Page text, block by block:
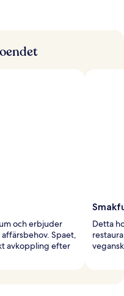
och erbjuder
Spaet,
avkoppling efter
Detta